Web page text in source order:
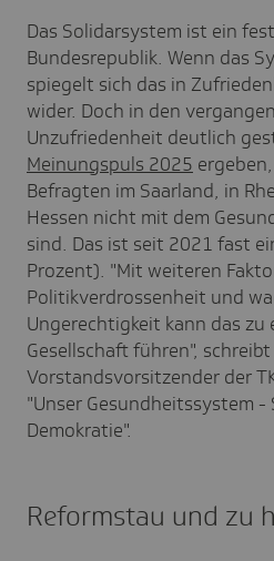
Das Solidarsystem ist ein
Bundesrepublik. Wenn das
spiegelt sich das in
wider. Doch in den
Unzufriedenheit deutlich
Meinungspuls 2025
Befragten im Saarland, in
Hessen nicht mit dem
sind. Das ist seit 2021 fast
Prozent). "Mit weiteren
Politikverdrossenheit und
Ungerechtigkeit kann das
Gesellschaft führen", schreibt
Vorstandsvorsitzender der
"Unser Gesundheitssystem
Demokratie".
Reformstau und zu